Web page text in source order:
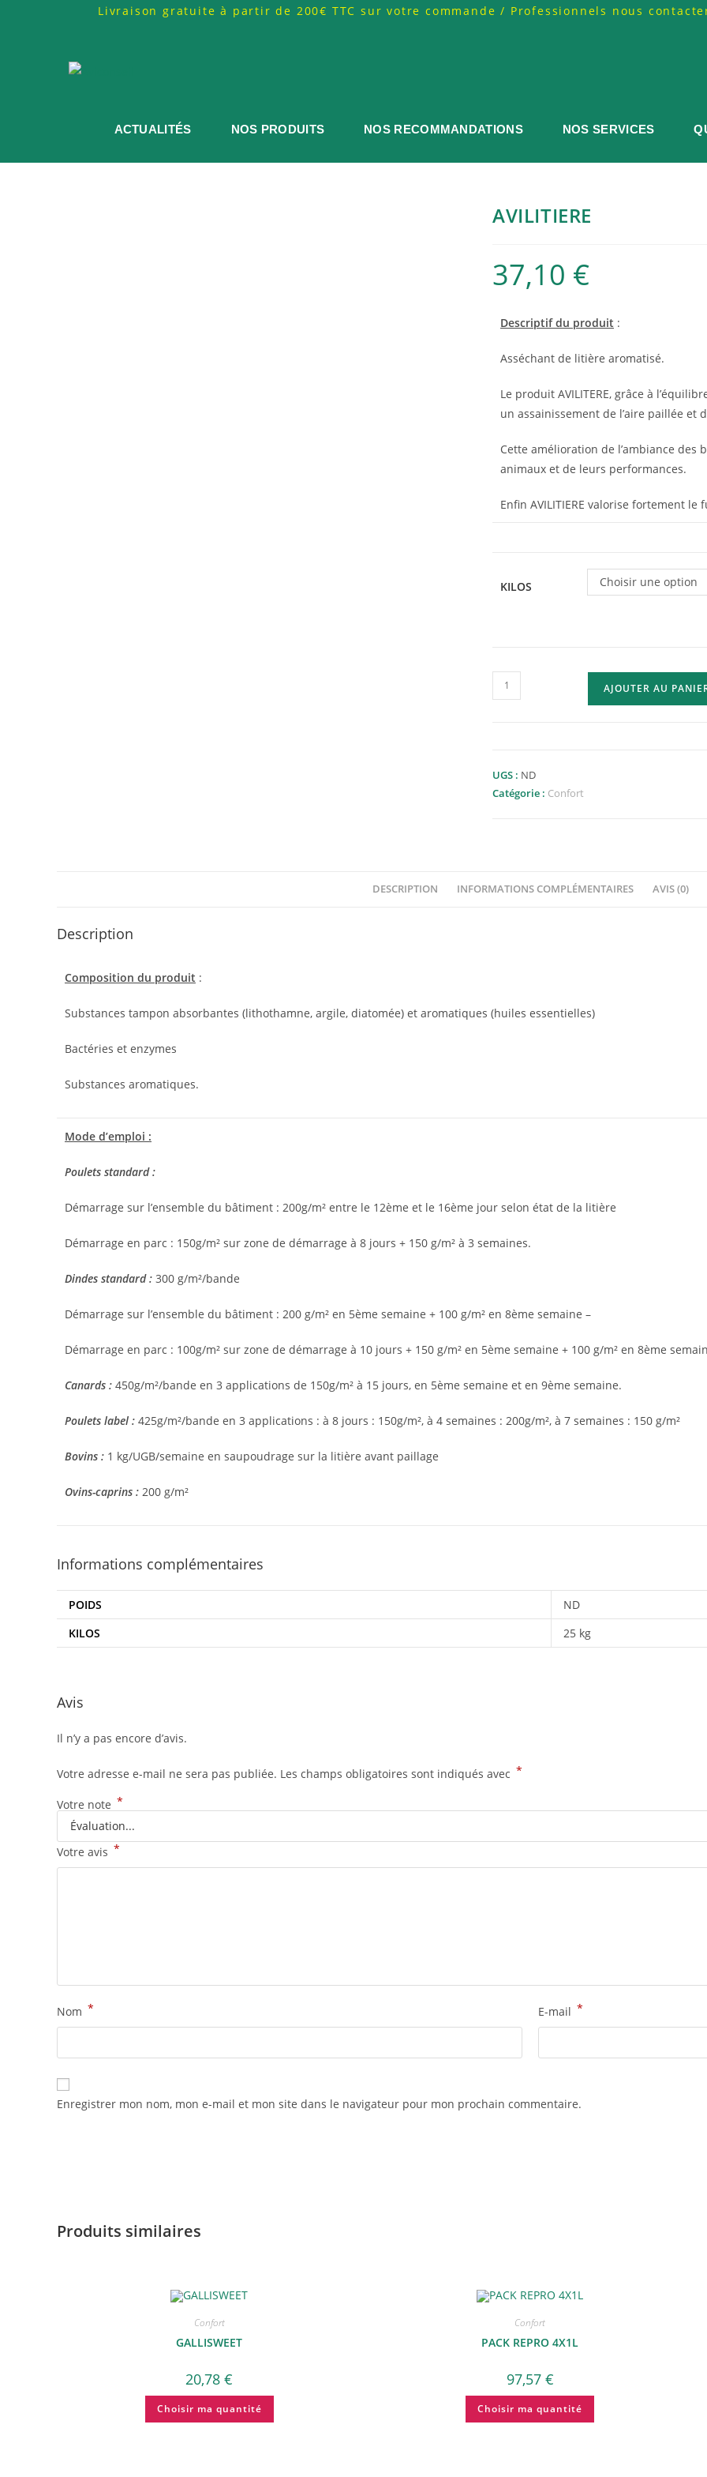
Livraison gratuite à partir de 200€ TTC sur votre commande / Professionnels nous
ACTUALITÉS NOS PRODUITS NOS RECOMMANDATIONS NOS SERVICES
AVILITIERE
37,10 €
Descriptif du produit :
Asséchant de litière aromatisé.
Le produit AVILITERE, grâce à
un assainissement de l’aire paillée et
Cette amélioration de l’ambiance
animaux et de leurs performances.
Enfin AVILITIERE valorise fortement
KILOS Choisir une option
AJOUTER AU
UGS : ND
Catégorie : Confort
DESCRIPTION INFORMATIONS COMPLÉMENTAIRES AVIS (0)
Description
Composition du produit :
Substances tampon absorbantes (lithothamne, argile, diatomée) et aromatiques (huiles essentielles)
Bactéries et enzymes
Substances aromatiques.
Mode d’emploi :
Poulets standard :
Démarrage sur l’ensemble du bâtiment : 200g/m² entre le 12ème et le 16ème jour selon état de la litière
Démarrage en parc : 150g/m² sur zone de démarrage à 8 jours + 150 g/m² à 3 semaines.
Dindes standard : 300 g/m²/bande
Démarrage sur l’ensemble du bâtiment : 200 g/m² en 5ème semaine + 100 g/m² en 8ème semaine –
Démarrage en parc : 100g/m² sur zone de démarrage à 10 jours + 150 g/m² en 5ème semaine + 100 g/m² en 8ème
Canards : 450g/m²/bande en 3 applications de 150g/m² à 15 jours, en 5ème semaine et en 9ème semaine.
Poulets label : 425g/m²/bande en 3 applications : à 8 jours : 150g/m², à 4 semaines : 200g/m², à 7 semaines : 150 g/m²
Bovins : 1 kg/UGB/semaine en saupoudrage sur la litière avant paillage
Ovins-caprins : 200 g/m²
Informations complémentaires
POIDS
ND
KILOS
25 kg
Avis
Il n’y a pas encore d’avis.
Votre adresse e-mail ne sera pas publiée. Les champs obligatoires sont indiqués avec *
Votre note *
Votre avis *
Nom * E-mail *
Enregistrer mon nom, mon e-mail et mon site dans le navigateur pour mon prochain commentaire.
Produits similaires
Confort
GALLISWEET
20,78€
Choisir ma quantité
Confort
PACK REPRO 4X1L
97,57 €
Choisir ma quantité